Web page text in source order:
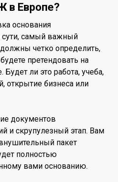
в Европе?
основания
самый важный
четко определить,
претендовать на
ли это работа, учеба,
открытие бизнеса или
документов
и скрупулезный этап. Вам
пакет
полностью
вами основанию.